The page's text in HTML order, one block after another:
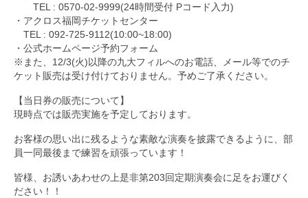
TEL : 0570-02-9999(24時間受付 Pコード入力)
・アクロス福岡チケットセンター
TEL : 092-725-9112(10:00~18:00)
・公式ホームページ予約フォーム
※また、12/3(火)以降の九大フィルへのお電話、メール等でのチ
ケット販売は受け付けておりません。予めご了承ください。
【当日券の販売について】
現時点では販売実施を予定しております。
お客様の思い出に残るような素敵な演奏を披露できるように、部
員一同最後まで練習を頑張っています！
皆様、お誘いあわせの上是非第203回定期演奏会に足をお運びく
ださい！！